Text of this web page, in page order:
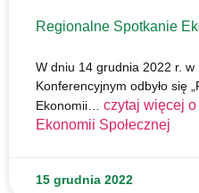
Regionalne Spotkanie
W dniu 14 grudnia 2022 r.
Konferencyjnym odbyło się
Ekonomii… czytaj więcej o
Ekonomii Społecznej
15 grudnia 2022